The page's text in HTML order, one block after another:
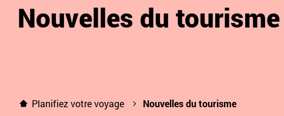
Nouvelles du tourisme
Planifiez votre voyage Nouvelles du tourisme